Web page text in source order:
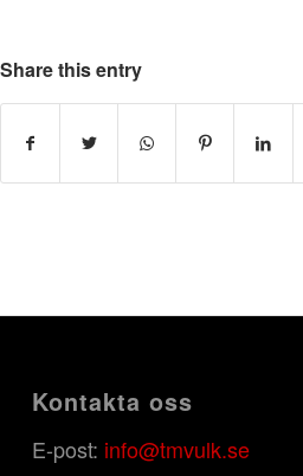
Share this entry
Kontakta oss
E-post: info@tmvulk.se